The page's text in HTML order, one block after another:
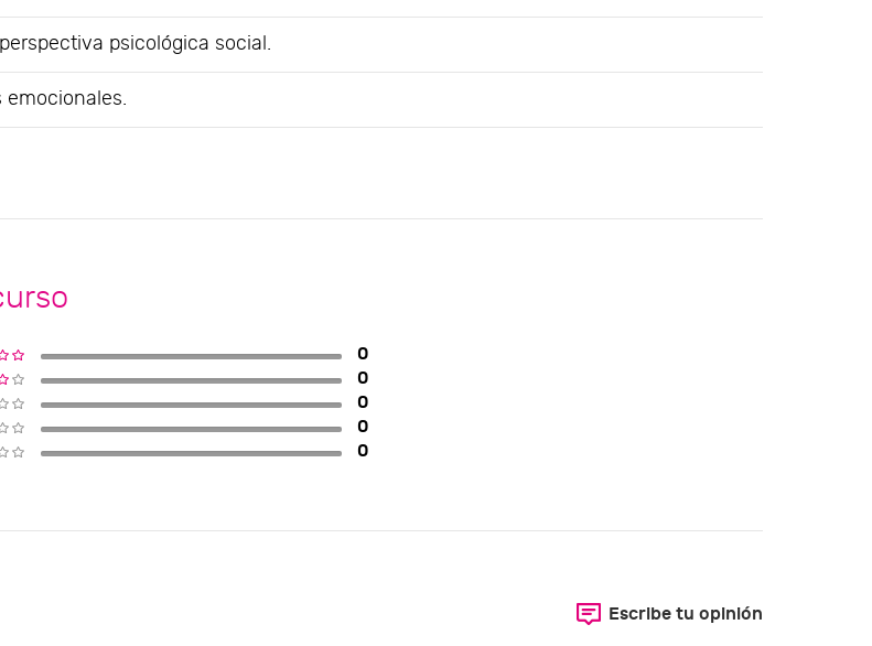
psicológica social.
0
0
0
0
0
Escribe tu opinión